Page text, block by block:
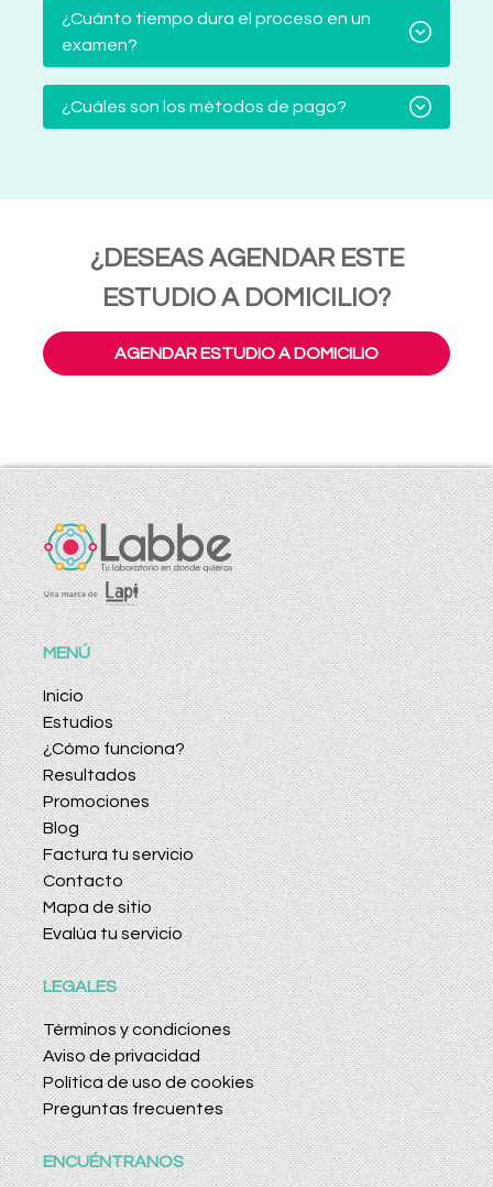
¿Cuánto tiempo dura el proceso en un
examen?
¿Cuáles son los métodos de pago?
¿DESEAS AGENDAR ESTE
ESTUDIO A DOMICILIO?
AGENDAR ESTUDIO A DOMICILIO
MENÚ
Inicio
Estudios
¿Cómo funciona?
Resultados
Promociones
Blog
Factura tu servicio
Contacto
Mapa de sitio
Evalúa tu servicio
LEGALES
Términos y condiciones
Aviso de privacidad
Política de uso de cookies
Preguntas frecuentes
ENCUÉNTRANOS